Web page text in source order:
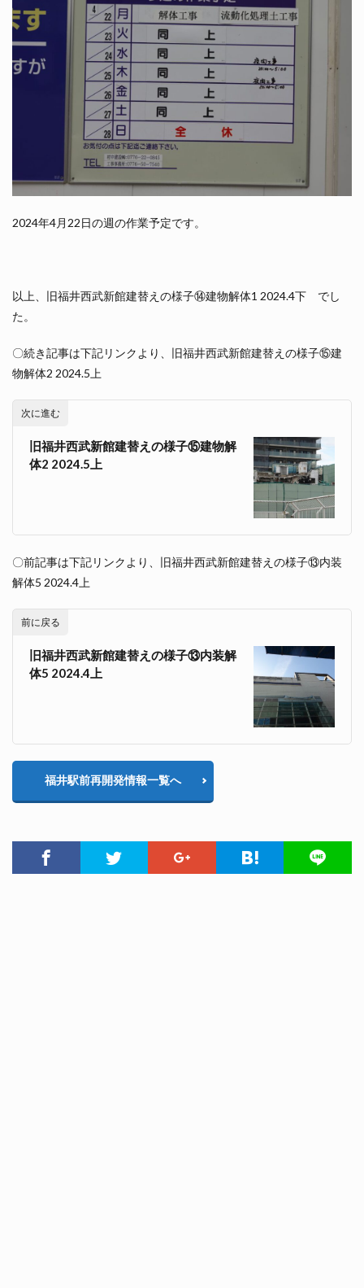
2024年4月22日の週の作業予定です。
以上、旧福井西武新館建替えの様子⑭建物解体1 2024.4下 でし
た。
〇続き記事は下記リンクより、旧福井西武新館建替えの様子⑮建
物解体2 2024.5上
次に進む
旧福井西武新館建替えの様子⑮建物解
体2 2024.5上
〇前記事は下記リンクより、旧福井西武新館建替えの様子⑬内装
解体5 2024.4上
前に戻る
旧福井西武新館建替えの様子⑬内装解
体5 2024.4上
福井駅前再開発情報一覧へ